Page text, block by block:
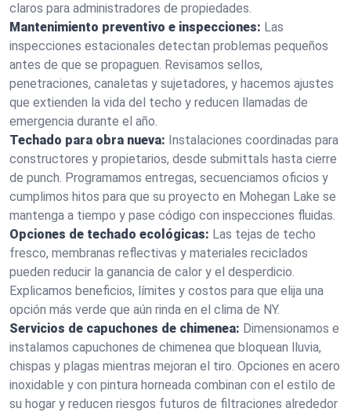
claros para administradores de propiedades.
Mantenimiento preventivo e inspecciones: Las
inspecciones estacionales detectan problemas pequeños
antes de que se propaguen. Revisamos sellos,
penetraciones, canaletas y sujetadores, y hacemos ajustes
que extienden la vida del techo y reducen llamadas de
emergencia durante el año.
Techado para obra nueva: Instalaciones coordinadas para
constructores y propietarios, desde submittals hasta cierre
de punch. Programamos entregas, secuenciamos oficios y
cumplimos hitos para que su proyecto en Mohegan Lake se
mantenga a tiempo y pase código con inspecciones fluidas.
Opciones de techado ecológicas: Las tejas de techo
fresco, membranas reflectivas y materiales reciclados
pueden reducir la ganancia de calor y el desperdicio.
Explicamos beneficios, límites y costos para que elija una
opción más verde que aún rinda en el clima de NY.
Servicios de capuchones de chimenea: Dimensionamos e
instalamos capuchones de chimenea que bloquean lluvia,
chispas y plagas mientras mejoran el tiro. Opciones en acero
inoxidable y con pintura horneada combinan con el estilo de
su hogar y reducen riesgos futuros de filtraciones alrededor